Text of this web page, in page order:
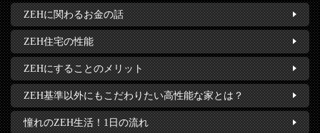
ZEHに関わるお金の話
ZEH住宅の性能
ZEHにすることのメリット
ZEH基準以外にもこだわりたい高性能な家とは？
憧れのZEH生活！1日の流れ